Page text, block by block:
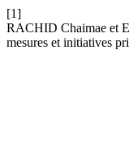
[1]
RACHID Chaimae et
mesures et initiatives